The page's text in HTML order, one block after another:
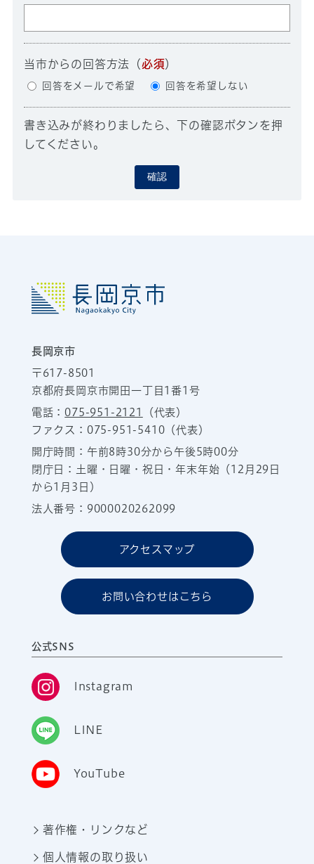
当市からの回答方法 （必須）
回答をメールで希望 回答を希望しない
書き込みが終わりましたら、下の確認ボタンを押
してください。
確認
長岡京市
〒617-8501
京都府長岡京市開田一丁目1番1号
電話：075-951-2121
（代表）
ファクス：075-951-5410（代表）
開庁時間：午前8時30分から午後5時00分
閉庁日：土曜・日曜・祝日・年末年始（12月29日
から1月3日）
法人番号：9000020262099
アクセスマップ
お問い合わせはこちら
公式SNS
Instagram
LINE
YouTube
著作権・リンクなど
個人情報の取り扱い